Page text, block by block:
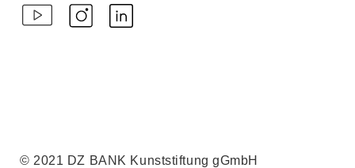
© 2021 DZ BANK Kunststiftung gGmbH